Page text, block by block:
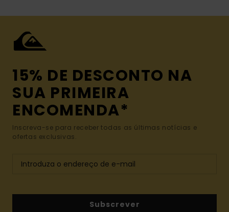
15% DE DESCONTO NA
SUA PRIMEIRA
ENCOMENDA*
Inscreva-se para receber todas as últimas notícias e
ofertas exclusivas.
Subscrever